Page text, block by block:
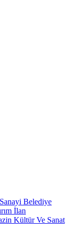
Belediye
İlan
Kültür Ve Sanat